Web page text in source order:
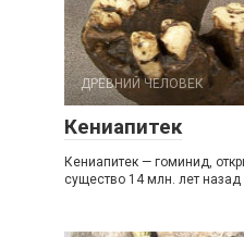
ДРЕВНИЙ ЧЕЛОВЕК
Кениапитек
Кениапитек — гоминид,
существо 14 млн. лет назад